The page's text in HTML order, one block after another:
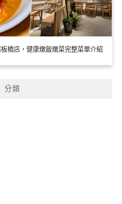
橋店，健康燉飯燉菜完整菜單介紹
分類